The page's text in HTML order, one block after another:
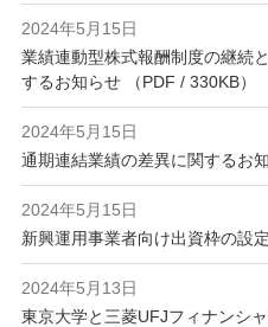
2024年5月15日
業績連動型株式報酬制度の継続
するお知らせ （PDF / 330KB）
2024年5月15日
通期連結業績の差異に関するお
2024年5月15日
新興運用事業者向け出資枠の設
2024年5月13日
東京大学と三菱UFJフィナンシ